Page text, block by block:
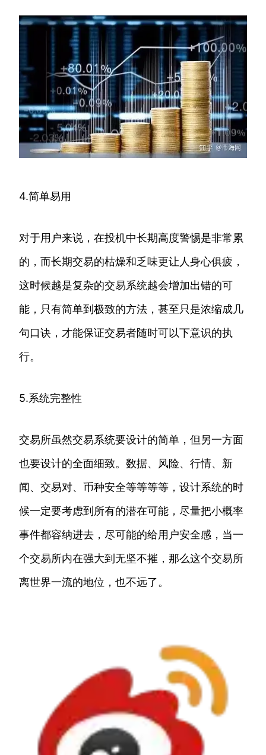
4.简单易用
对于用户来说，在投机中长期高度警惕是非常累
的，而长期交易的枯燥和乏味更让人身心俱疲，
这时候越是复杂的交易系统越会增加出错的可
能，只有简单到极致的方法，甚至只是浓缩成几
句口诀，才能保证交易者随时可以下意识的执
行。
5.系统完整性
交易所虽然交易系统要设计的简单，但另一方面
也要设计的全面细致。数据、风险、行情、新
闻、交易对、币种安全等等等等，设计系统的时
候一定要考虑到所有的潜在可能，尽量把小概率
事件都容纳进去，尽可能的给用户安全感，当一
个交易所内在强大到无坚不摧，那么这个交易所
离世界一流的地位，也不远了。